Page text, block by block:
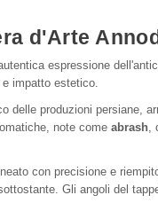
d'Arte
espressione
impatto estetico.
delle produzioni persiane,
note come abrash
con precisione e
Gli angoli del